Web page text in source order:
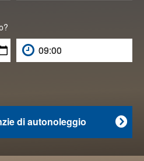

di autonoleggio